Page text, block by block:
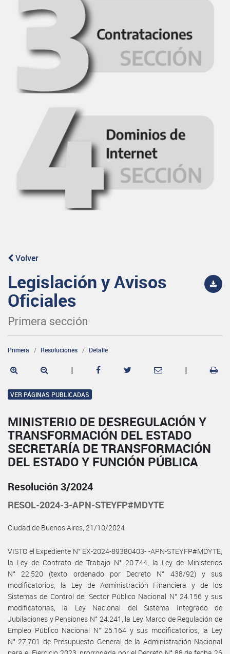
Volver
Legislación y Avisos
Oficiales
Primera sección
Primera Resoluciones Detalle
| |
VER PÁGINAS PUBLICADAS
MINISTERIO DE DESREGULACIÓN Y
TRANSFORMACIÓN DEL ESTADO
SECRETARÍA DE TRANSFORMACIÓN
DEL ESTADO Y FUNCIÓN PÚBLICA
Resolución 3/2024
RESOL-2024-3-APN-STEYFP#MDYTE
Ciudad de Buenos Aires, 21/10/2024
VISTO el Expediente N° EX-2024-89380403- -APN-STEYFP#MDYTE,
la Ley de Contrato de Trabajo N° 20.744, la Ley de Ministerios
N° 22.520 (texto ordenado por Decreto N° 438/92) y sus
modificatorios, la Ley de Administración Financiera y de los
Sistemas de Control del Sector Público Nacional N° 24.156 y sus
modificatorias, la Ley Nacional del Sistema Integrado de
Jubilaciones y Pensiones N° 24.241, la Ley Marco de Regulación de
Empleo Público Nacional N° 25.164 y sus modificatorios, la Ley
N° 27.701 de Presupuesto General de la Administración Nacional